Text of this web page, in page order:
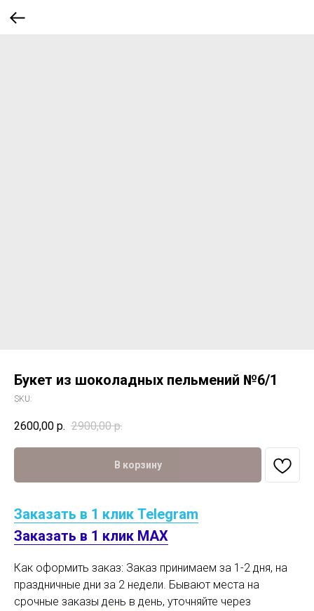
Букет из шоколадных пельмений №6/1
SKU:
2600,00 р. 2900,00 р.
В корзину
Заказать в 1 клик Telegram
Заказать в 1 клик MAX
Как оформить заказ: Заказ принимаем за 1-2 дня, на
праздничные дни за 2 недели. Бывают места на
срочные заказы день в день, уточняйте через